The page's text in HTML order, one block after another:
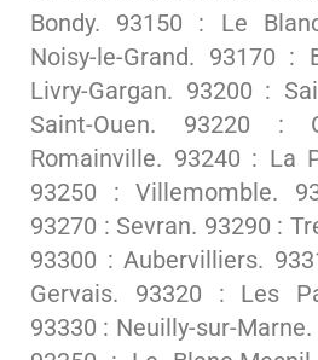
Bondy. 93150 : Le
Noisy-le-Grand. 93170 :
Livry-Gargan. 93200 :
Saint-Ouen. 93220 :
Romainville. 93240 : La
93250 : Villemomble.
93270 : Sevran. 93290 :
93300 : Aubervilliers.
Gervais. 93320 : Les
93330 : Neuilly-sur-Marne.